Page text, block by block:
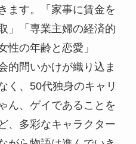
ます。「家事に賃金を
」「専業主婦の経済的
性の年齢と恋愛」
問いかけが織り込ま
く、50代独身のキャリ
ん、ゲイであることを
、多彩なキャラクター